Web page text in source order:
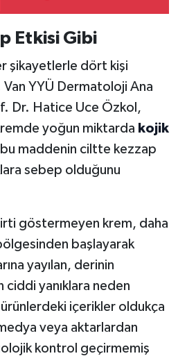
Etkisi Gibi
şikayetlerle dört kişi
YYÜ Dermatoloji Ana
Dr. Hatice Uce Özkol,
yoğun miktarda kojik
maddenin ciltte kezzap
sebep olduğunu
göstermeyen krem, daha
başlayarak
yayılan, derinin
ciddi yanıklara neden
içerikler oldukça
veya aktarlardan
kontrol geçirmemiş